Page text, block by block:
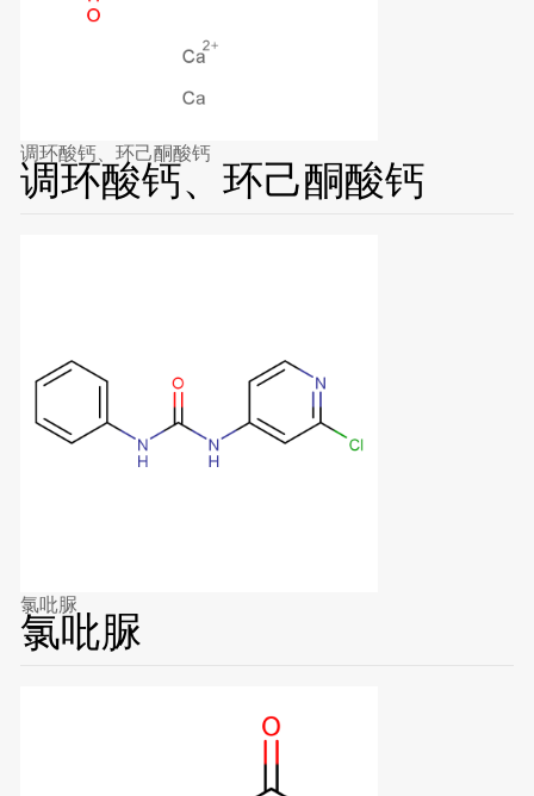
调环酸钙、环己酮酸钙
调环酸钙、环己酮酸钙
氯吡脲
氯吡脲